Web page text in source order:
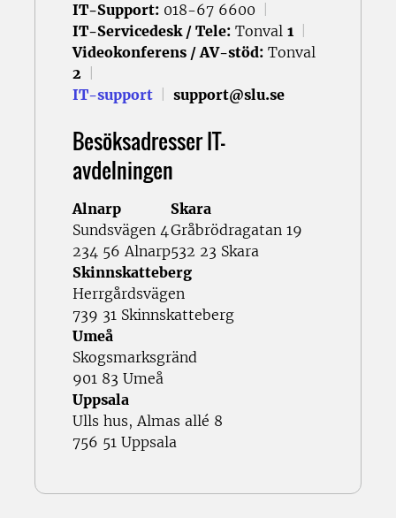
IT-Support: 018-67 6600
IT-Servicedesk / Tele: Tonval 1
Videokonferens / AV-stöd: Tonval
2
IT-support
support@slu.se
Besöksadresser IT-
avdelningen
Alnarp
Sundsvägen 4
234 56 Alnarp
Skara
Gråbrödragatan 19
532 23 Skara
Skinnskatteberg
Herrgårdsvägen
739 31 Skinnskatteberg
Umeå
Skogsmarksgränd
901 83 Umeå
Uppsala
Ulls hus, Almas allé 8
756 51 Uppsala